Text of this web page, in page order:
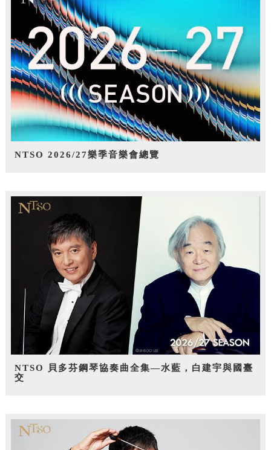
NTSO 2026/27樂季音樂會總覽
NTSO 貝多芬鋼琴協奏曲全集—水藍，白建宇與國臺
交